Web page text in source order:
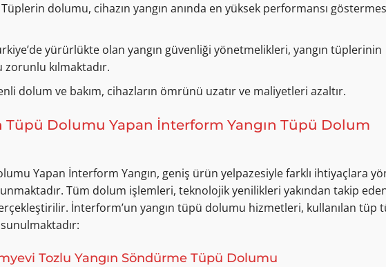
dolumu, cihazın yangın anında en yüksek performansı
yürürlükte olan yangın güvenliği yönetmelikleri, yangın tüplerinin
kılmaktadır.
dolum ve bakım, cihazların ömrünü uzatır ve maliyetleri azaltır.
Tüpü Dolumu Yapan İnterform Yangın Tüpü Dolum
Yapan İnterform Yangın, geniş ürün yelpazesiyle farklı ihtiyaçlara
Tüm dolum işlemleri, teknolojik yenilikleri yakından takip
İnterform’un yangın tüpü dolumu hizmetleri, kullanılan tüp
Tozlu Yangın Söndürme Tüpü Dolumu